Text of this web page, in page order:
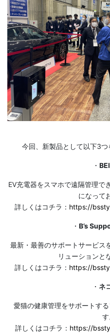
今回、新製品として以下3つ
・
EV充電器をスマホで遠隔管理で
になって
詳しくはコチラ： https://
・ B’s
最新・最善のサポートサービス
リューションと
詳しくはコチラ： https://
・ ネ
愛猫の健康管理をサポートす
す
詳しくはコチラ： https://